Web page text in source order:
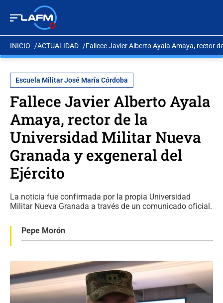
INICIO ACTUALIDAD Fallece Javier Alberto Ayala Amaya, rector
Escuela Militar José María Córdoba
Fallece Javier Alberto Ayala
Amaya, rector de la
Universidad Militar Nueva
Granada y exgeneral del
Ejército
La noticia fue confirmada por la propia Universidad
Militar Nueva Granada a través de un comunicado oficial.
Pepe Morón